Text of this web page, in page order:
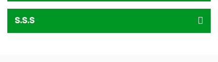
S.S.S